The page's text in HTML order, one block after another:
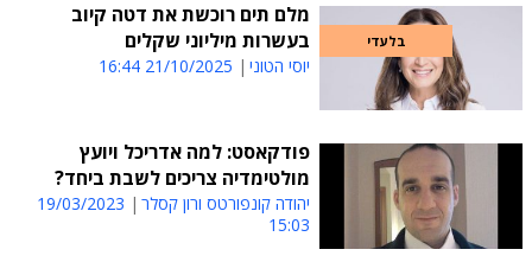
בלעדי
מלם תים רוכשת את דטה קיוב
בעשרות מיליוני שקלים
יוסי הטוני 21/10/2025 16:44
פודקאסט: למה אדריכל ויועץ
מולטימדיה צריכים לשבת ביחד?
יהודה קונפורטס ורון קסלר
19/03/2023
15:03